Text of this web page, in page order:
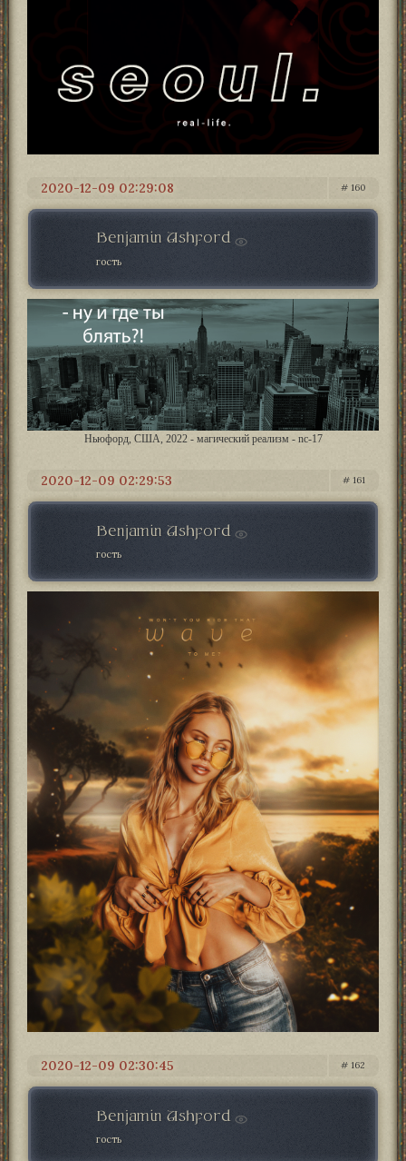
160
2020-12-09 02:29:08
Benjamin Ashford
гость
Ньюфорд, США, 2022 - магический реализм - nc-17
161
2020-12-09 02:29:53
Benjamin Ashford
гость
162
2020-12-09 02:30:45
Benjamin Ashford
гость